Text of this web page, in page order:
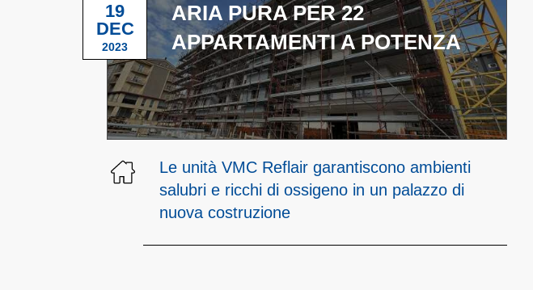
ARIA PURA PER 22
APPARTAMENTI A POTENZA
19
DEC
2023
Le unità VMC Reflair garantiscono ambienti
salubri e ricchi di ossigeno in un palazzo di
nuova costruzione